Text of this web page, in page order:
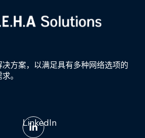
方案，以满足具有多种网络选项的
。
LinkedIn